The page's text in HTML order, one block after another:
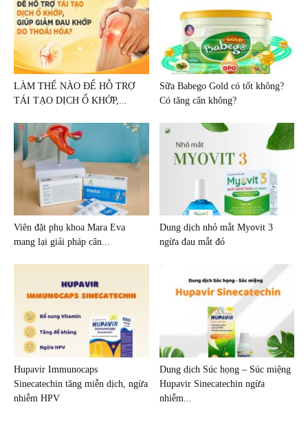
LÀM THẾ NÀO ĐỂ HỖ TRỢ
TÁI TẠO DỊCH Ổ KHỚP,...
Sữa Babego Gold có tốt không?
Có tăng cân không?
Viên đặt phụ khoa Mara Eva
mang lại giải pháp cân...
Dung dịch nhỏ mắt Myovit 3
ngừa đau mắt đỏ
Hupavir Immunocaps
Sinecatechin tăng miễn dịch, ngừa
nhiễm HPV
Dung dịch Súc họng – Súc miệng
Hupavir Sinecatechin ngừa
nhiễm...